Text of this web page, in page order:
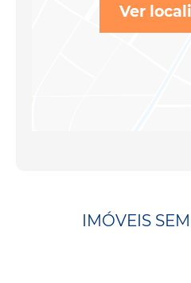
Ver
IMÓVEIS